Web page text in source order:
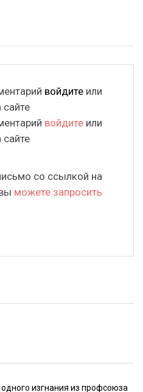
войдите или
сайте
войдите или
сайте
со ссылкой на
можете запросить
одного изгнания из профсоюза